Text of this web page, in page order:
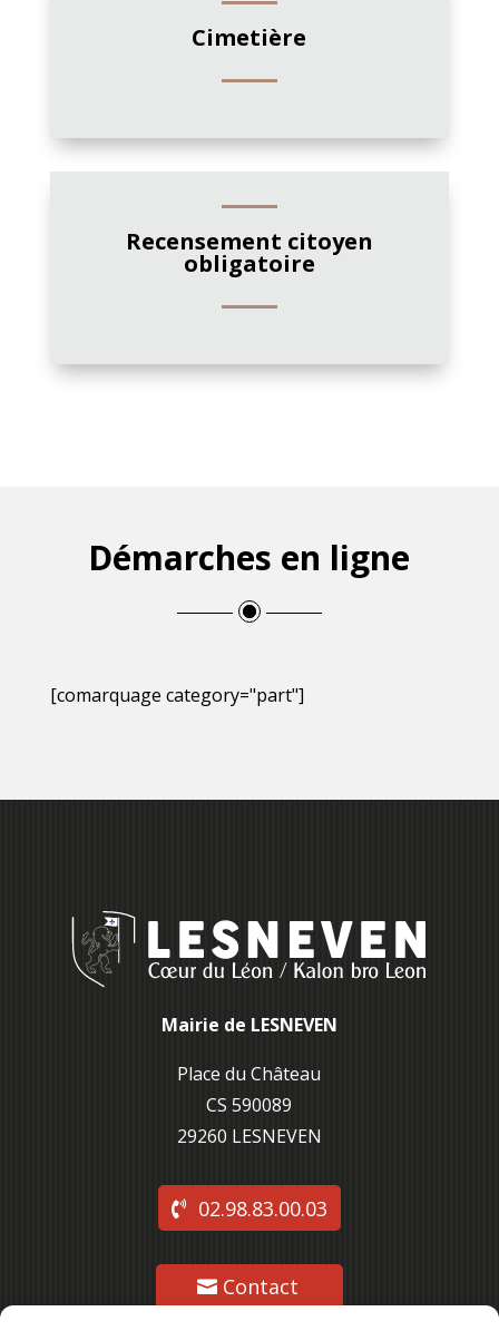
Cimetière
Recensement citoyen
obligatoire
Démarches en ligne
[comarquage category="part"]
Mairie de LESNEVEN
Place du Château
CS 590089
29260 LESNEVEN
02.98.83.00.03
Contact